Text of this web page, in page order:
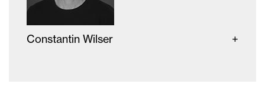
Constantin Wilser